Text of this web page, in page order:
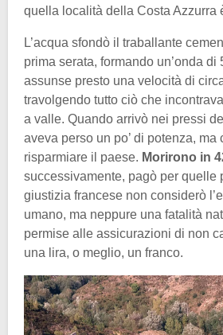
quella località della Costa Azzurra
L’acqua sfondò il traballante
prima serata, formando un’onda di
assunse presto una velocità di
travolgendo tutto ciò che
a valle. Quando arrivò nei pressi
aveva perso un po’ di potenza, ma
risparmiare il paese. Morirono in
successivamente, pagò per quelle
giustizia francese non considerò
umano, ma neppure una fatalità
permise alle assicurazioni di non
una lira, o meglio, un franco.